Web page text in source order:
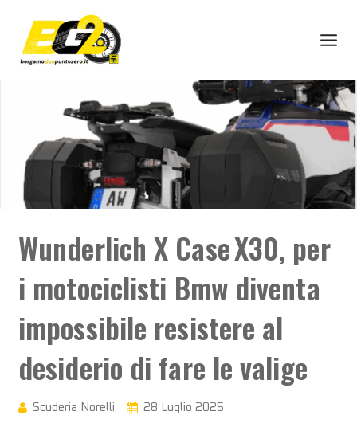
Wunderlich X Case X30, per
i motociclisti Bmw diventa
impossibile resistere al
desiderio di fare le valige
Scuderia Norelli 28 Luglio 2025